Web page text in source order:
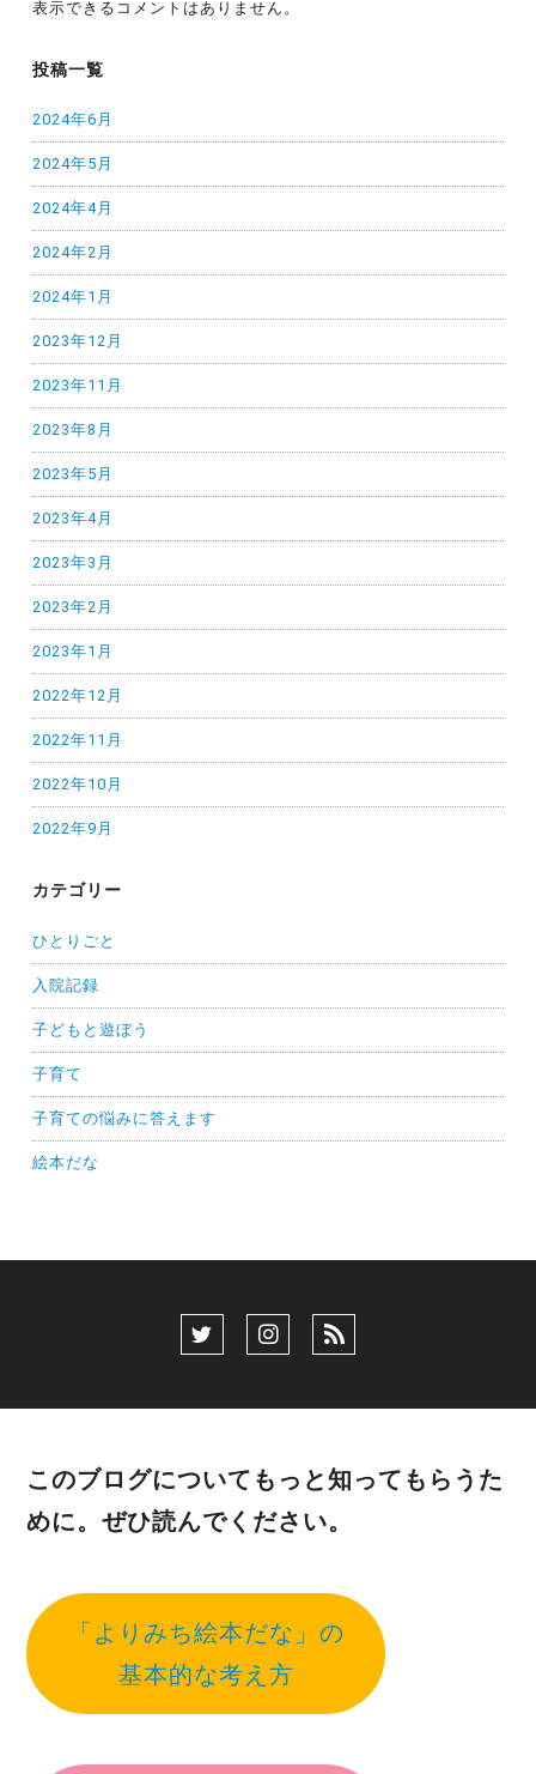
表示できるコメントはありません。
投稿一覧
2024年6月
2024年5月
2024年4月
2024年2月
2024年1月
2023年12月
2023年11月
2023年8月
2023年5月
2023年4月
2023年3月
2023年2月
2023年1月
2022年12月
2022年11月
2022年10月
2022年9月
カテゴリー
ひとりごと
入院記録
子どもと遊ぼう
子育て
子育ての悩みに答えます
絵本だな
このブログについてもっと知ってもらうた
めに。ぜひ読んでください。
「よりみち絵本だな」の
基本的な考え方